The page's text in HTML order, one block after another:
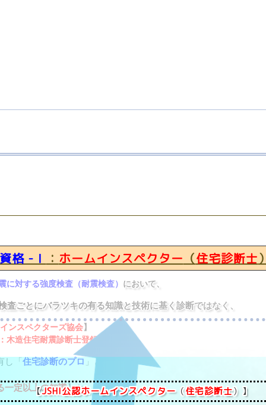
に対する強度検査（耐震検査） において、
査ごとにバラツキの有る知識と技術に基く診断ではなく、
ンスペクターズ協会】
木造住宅耐震診断士登録制度
「 住宅診断のプロ 」 として、
一定以上の知識】と、
格 -Ⅰ ： ホームインスペクター （住宅診断士
【JSHI公認ホームインスペクター（住宅診断士）】